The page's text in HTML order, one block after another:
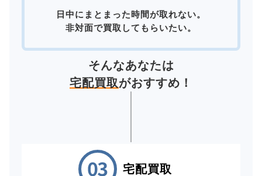
日中にまとまった時間が取れない。
非対面で買取してもらいたい。
そんなあなたは
宅配買取がおすすめ！
宅配買取